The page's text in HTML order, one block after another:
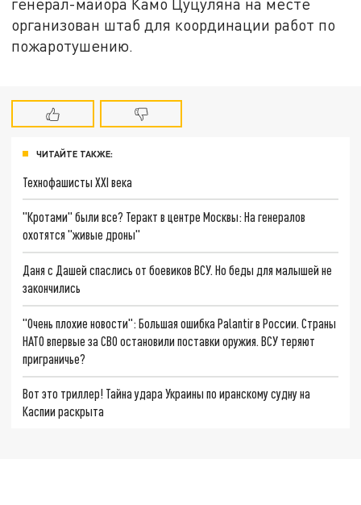
организован штаб для координации работ по
пожаротушению.
ЧИТАЙТЕ ТАКЖЕ:
Технофашисты XXI века
"Кротами" были все? Теракт в центре Москвы: На генералов
охотятся "живые дроны"
Даня с Дашей спаслись от боевиков ВСУ. Но беды для малышей не
закончились
"Очень плохие новости": Большая ошибка Palantir в России. Страны
НАТО впервые за СВО остановили поставки оружия. ВСУ теряют
приграничье?
Вот это триллер! Тайна удара Украины по иранскому судну на
Каспии раскрыта